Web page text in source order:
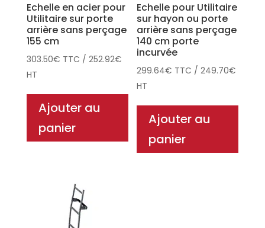
Echelle en acier pour
Utilitaire sur porte
arrière sans perçage
155 cm
303.50€ TTC / 252.92€
HT
Ajouter au
panier
Echelle pour Utilitaire
sur hayon ou porte
arrière sans perçage
140 cm porte
incurvée
299.64€ TTC /249.70€
HT
Ajouter au
panier